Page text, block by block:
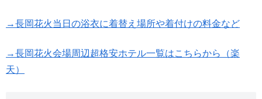
→長岡花火当日の浴衣に着替え場所や着付けの料金など
→長岡花火会場周辺超格安ホテル一覧はこちらから（楽
天）